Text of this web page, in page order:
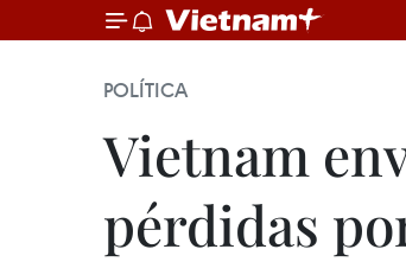
POLÍTICA
Vietnam
pérdidas